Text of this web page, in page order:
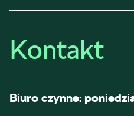
Kontakt
Biuro czynne: